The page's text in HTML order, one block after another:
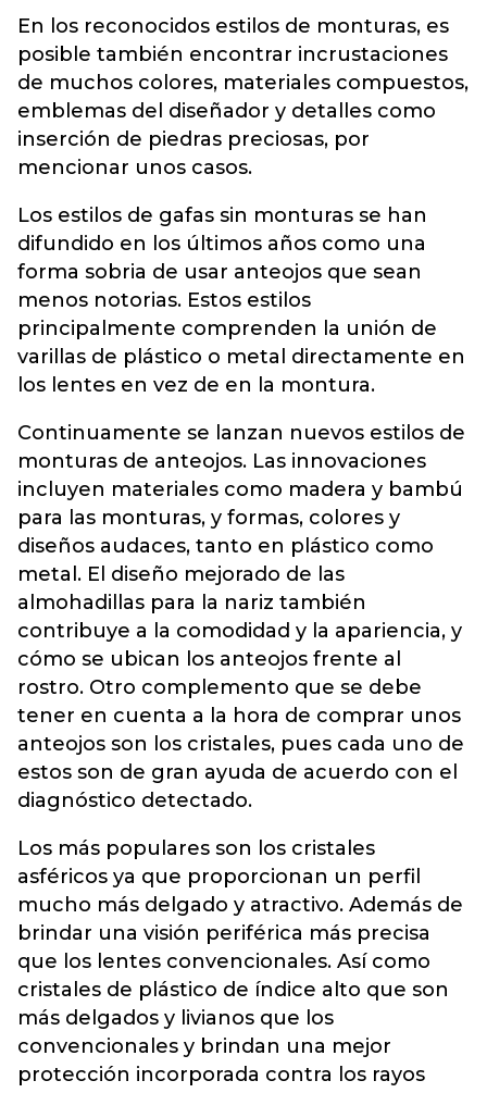
En los reconocidos estilos de monturas, es
posible también encontrar incrustaciones
de muchos colores, materiales compuestos,
emblemas del diseñador y detalles como
inserción de piedras preciosas, por
mencionar unos casos.
Los estilos de gafas sin monturas se han
difundido en los últimos años como una
forma sobria de usar anteojos que sean
menos notorias. Estos estilos
principalmente comprenden la unión de
varillas de plástico o metal directamente en
los lentes en vez de en la montura.
Continuamente se lanzan nuevos estilos de
monturas de anteojos. Las innovaciones
incluyen materiales como madera y bambú
para las monturas, y formas, colores y
diseños audaces, tanto en plástico como
metal. El diseño mejorado de las
almohadillas para la nariz también
contribuye a la comodidad y la apariencia, y
cómo se ubican los anteojos frente al
rostro. Otro complemento que se debe
tener en cuenta a la hora de comprar unos
anteojos son los cristales, pues cada uno de
estos son de gran ayuda de acuerdo con el
diagnóstico detectado.
Los más populares son los cristales
asféricos ya que proporcionan un perfil
mucho más delgado y atractivo. Además de
brindar una visión periférica más precisa
que los lentes convencionales. Así como
cristales de plástico de índice alto que son
más delgados y livianos que los
convencionales y brindan una mejor
protección incorporada contra los rayos